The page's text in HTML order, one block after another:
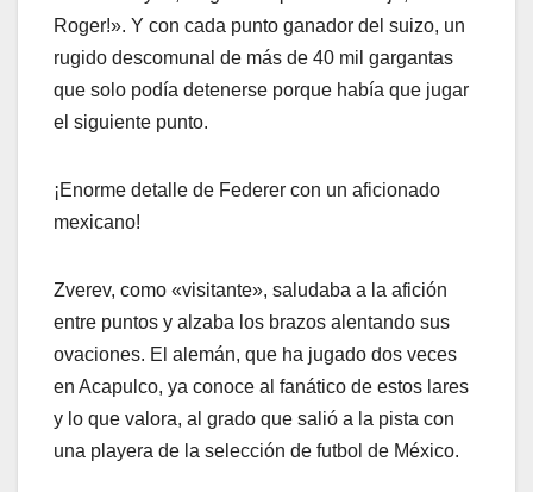
Roger!». Y con cada punto ganador del suizo, un
rugido descomunal de más de 40 mil gargantas
que solo podía detenerse porque había que jugar
el siguiente punto.
¡Enorme detalle de Federer con un aficionado
mexicano!
Zverev, como «visitante», saludaba a la afición
entre puntos y alzaba los brazos alentando sus
ovaciones. El alemán, que ha jugado dos veces
en Acapulco, ya conoce al fanático de estos lares
y lo que valora, al grado que salió a la pista con
una playera de la selección de futbol de México.